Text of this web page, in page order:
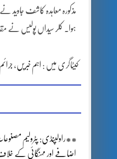
ہوا۔ کلر سیداں پولیس نے
کیٹاگری میں : اہم خبریں ، جرائم
**راولپنڈی: پٹرولیم
اضافے اور مہنگائی کے